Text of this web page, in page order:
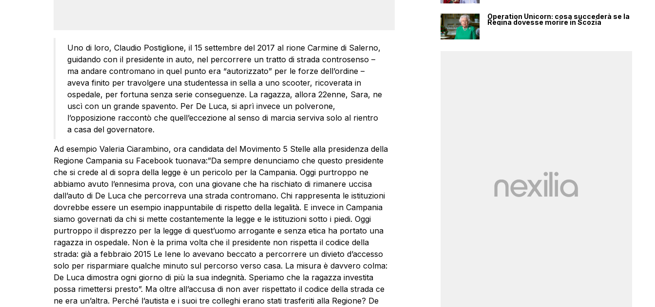
Uno di loro, Claudio Postiglione, il 15 settembre del 2017 al rione Carmine di Salerno,
guidando con il presidente in auto, nel percorrere un tratto di strada controsenso –
ma andare contromano in quel punto era “autorizzato” per le forze dell’ordine –
aveva finito per travolgere una studentessa in sella a uno scooter, ricoverata in
ospedale, per fortuna senza serie conseguenze. La ragazza, allora 22enne, Sara, ne
uscì con un grande spavento. Per De Luca, si aprì invece un polverone,
l’opposizione raccontò che quell’eccezione al senso di marcia serviva solo al rientro
a casa del governatore.
Ad esempio Valeria Ciarambino, ora candidata del Movimento 5 Stelle alla presidenza della
Regione Campania su Facebook tuonava:”Da sempre denunciamo che questo presidente
che si crede al di sopra della legge è un pericolo per la Campania. Oggi purtroppo ne
abbiamo avuto l’ennesima prova, con una giovane che ha rischiato di rimanere uccisa
dall’auto di De Luca che percorreva una strada contromano. Chi rappresenta le istituzioni
dovrebbe essere un esempio inappuntabile di rispetto della legalità. E invece in Campania
siamo governati da chi si mette costantemente lalegge e le istituzioni sotto i piedi. Oggi
purtroppo il disprezzo per la legge di quest’uomo arrogante e senza etica ha portato una
ragazza in ospedale. Non è la prima volta che il presidente non rispetta il codice della
strada: già a febbraio 2015 Le Iene lo avevano beccato a percorrere un divieto d’accesso
solo per risparmiare qualche minuto sul percorso verso casa. La misura è davvero colma:
De Luca dimostra ogni giorno di più la sua indegnità. Speriamo che la ragazza investita
possa rimettersi presto”. Ma oltre all’accusa di non aver rispettato il codice della strada ce
ne era un’altra. Perché l’autista e i suoi tre colleghi erano stati trasferiti alla Regione? De
Operation Unicorn: cosa succederà se la
Regina dovesse morire in Scozia